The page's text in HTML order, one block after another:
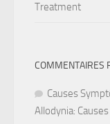
Treatment
COMMENTAIRES
Causes
Allodynia: